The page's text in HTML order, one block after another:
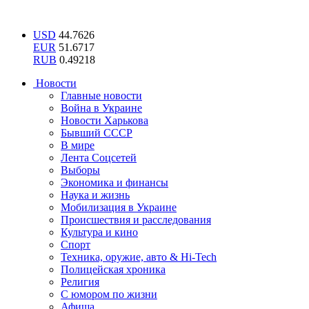
USD 44.7626
EUR 51.6717
RUB 0.49218
Новости
Главные новости
Война в Украине
Новости Харькова
Бывший СССР
В мире
Лента Соцсетей
Выборы
Экономика и финансы
Наука и жизнь
Мобилизация в Украине
Происшествия и расследования
Культура и кино
Спорт
Техника, оружие, авто & Hi-Tech
Полицейская хроника
Религия
С юмором по жизни
Афиша